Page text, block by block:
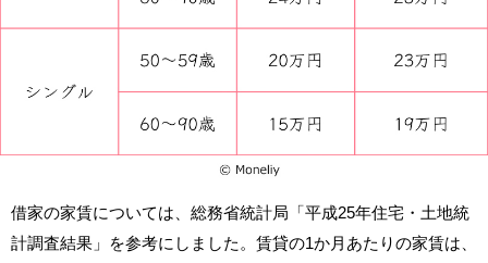
借家の家賃については、総務省統計局「平成25年住宅・土地統
計調査結果」を参考にしました。賃貸の1か月あたりの家賃は、